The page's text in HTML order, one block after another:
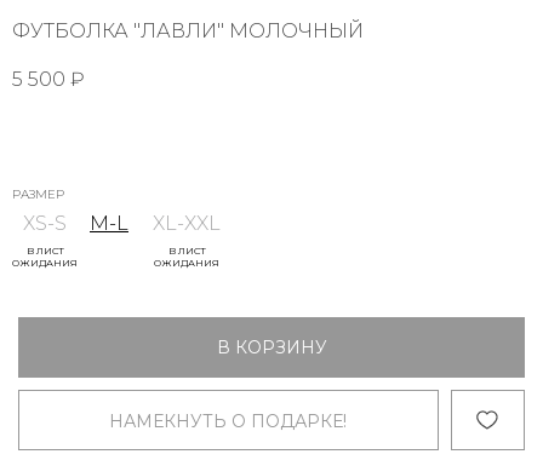
ФУТБОЛКА "ЛАВЛИ" МОЛОЧНЫЙ
5 500 ₽
РАЗМЕР
XS-S
В ЛИСТ
ОЖИДАНИЯ
M-L XL-XXL
В ЛИСТ
ОЖИДАНИЯ
В КОРЗИНУ
НАМЕКНУТЬ О ПОДАРКЕ!